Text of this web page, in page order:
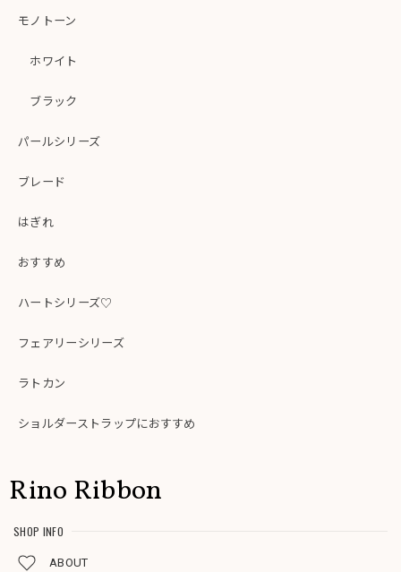
モノトーン
ホワイト
ブラック
パールシリーズ
ブレード
はぎれ
おすすめ
ハートシリーズ♡
フェアリーシリーズ
ラトカン
ショルダーストラップにおすすめ
Rino Ribbon
SHOP INFO
ABOUT